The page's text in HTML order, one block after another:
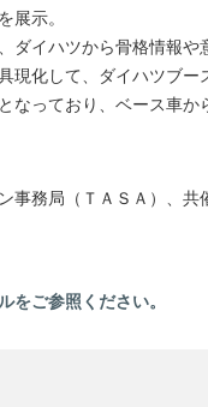
展示。
ダイハツから骨格情報
現化して、ダイハツブ
なっており、ベース車
事務局（ＴＡＳＡ）、
をご参照ください。